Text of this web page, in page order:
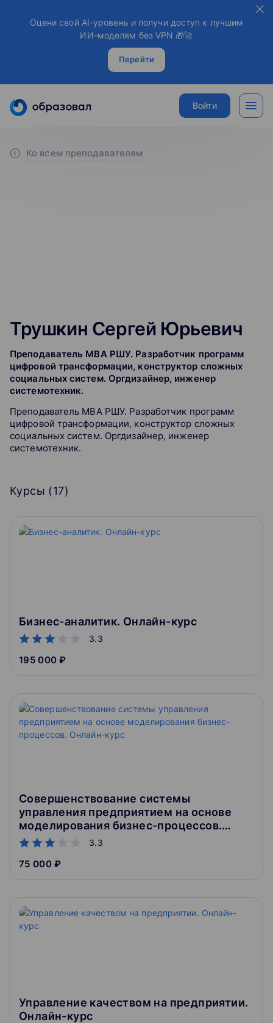
Оцени свой AI-уровень и получи доступ к лучшим
ИИ-моделям без VPN 🎁🚀
Перейти
Войти
Ко всем преподавателям
Трушкин Сергей Юрьевич
Преподаватель МВА РШУ. Разработчик программ
цифровой трансформации, конструктор сложных
социальных систем. Оргдизайнер, инженер
системотехник.
Преподаватель МВА РШУ. Разработчик программ
цифровой трансформации, конструктор сложных
социальных систем. Оргдизайнер, инженер
системотехник.
Курсы (17)
Бизнес-аналитик. Онлайн-курс
3.3
195 000 ₽
Совершенствование системы
управления предприятием на основе
моделирования бизнес-процессов.
Онлайн-курс3.3
75 000 ₽
Управление качеством на предприятии.
Онлайн-курс